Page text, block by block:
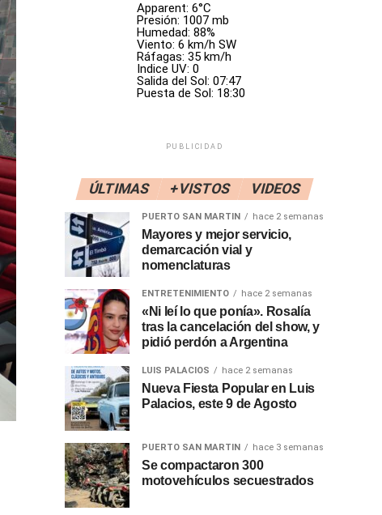
Apparent: 6°C
Presión: 1007 mb
Humedad: 88%
Viento: 6 km/h SW
Ráfagas: 35 km/h
Indice UV: 0
Salida del Sol: 07:47
Puesta de Sol: 18:30
PUBLICIDAD
ÚLTIMAS +VISTOS VIDEOS
PUERTO SAN MARTIN hace 2 semanas
Mayores y mejor servicio,
demarcación vial y
nomenclaturas
ENTRETENIMIENTO hace 2 semanas
«Ni leí lo que ponía». Rosalía
tras la cancelación del show, y
pidió perdón a Argentina
LUIS PALACIOS hace 2 semanas
Nueva Fiesta Popular en Luis
Palacios, este 9 de Agosto
PUERTO SAN MARTIN hace 3 semanas
Se compactaron 300
motovehículos secuestrados